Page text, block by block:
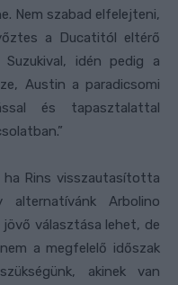
Nem szabad elfelejteni,
a Ducatitól eltérő
idén pedig a
Austin a paradicsomi
és tapasztalattal
Rins visszautasította
Arbolino
választása lehet, de
a megfelelő időszak
akinek van